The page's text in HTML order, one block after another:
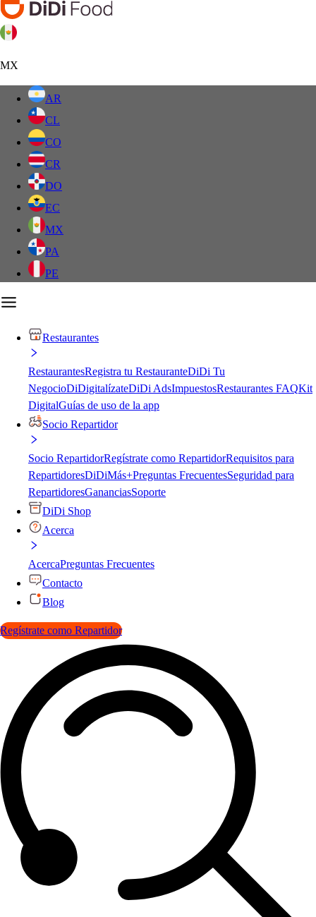
MX
AR
CL
CO
CR
DO
EC
MX
PA
PE
Restaurantes
RestaurantesRegistra tu RestauranteDiDi Tu
NegocioDiDigitalízateDiDi AdsImpuestosRestaurantes FAQKit
DigitalGuías de uso de la app
Socio Repartidor
Socio RepartidorRegístrate como RepartidorRequisitos para
RepartidoresDiDiMás+Preguntas FrecuentesSeguridad para
RepartidoresGananciasSoporte
DiDi Shop
Acerca
AcercaPreguntas Frecuentes
Contacto
Blog
Regístrate como Repartidor